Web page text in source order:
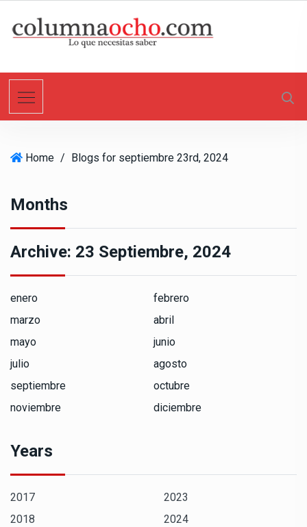
t
Home / Blogs for septiembre 23rd, 2024
Months
Archive: 23 Septiembre, 2024
enero
febrero
marzo
abril
mayo
junio
julio
agosto
septiembre
octubre
noviembre
diciembre
Years
2017
2018
2023
2024